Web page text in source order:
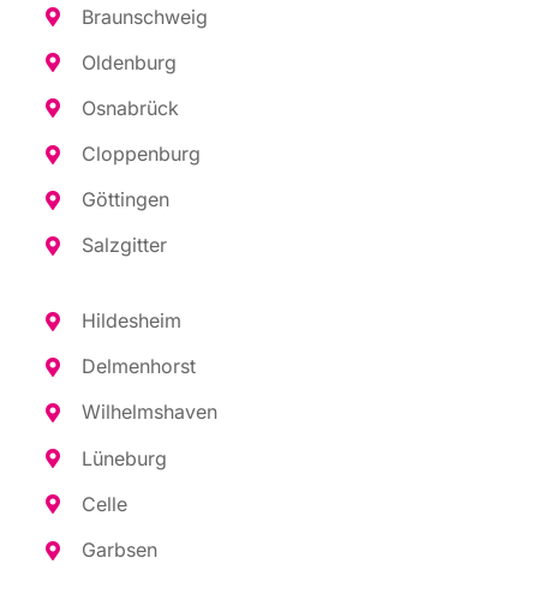
Braun­schweig
Olden­burg
Osna­brück
Clop­pen­burg
Göt­tin­gen
Salz­git­ter
Hil­des­heim
Del­men­horst
Wil­helms­ha­ven
Lüne­burg
Cel­le
Garb­sen